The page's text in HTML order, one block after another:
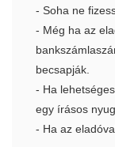
- Soha ne
- Még ha az
becsapják.
- Ha
egy írásos
- Ha az